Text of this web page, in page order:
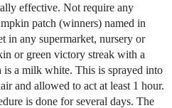
effective. Not require any
patch (winners) named in
in any supermarket, nursery or
or green victory streak with a
a milk white. This is sprayed into
and allowed to act at least 1 hour.
is done for several days. The